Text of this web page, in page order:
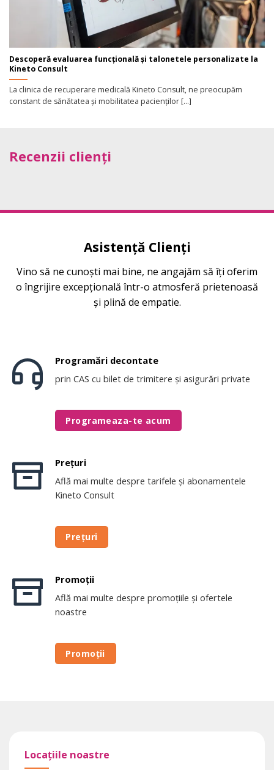
Descoperă evaluarea funcțională și talonetele personalizate la
Kineto Consult
La clinica de recuperare medicală Kineto Consult, ne preocupăm
constant de sănătatea și mobilitatea pacienților [...]
Recenzii clienți
Asistență Clienți
Vino să ne cunoști mai bine, ne angajăm să îți oferim
o îngrijire excepțională într-o atmosferă prietenoasă
și plină de empatie.
Programări decontate
prin CAS cu bilet de trimitere și asigurări private
Programeaza-te acum
Prețuri
Află mai multe despre tarifele și abonamentele
Kineto Consult
Prețuri
Promoții
Află mai multe despre promoțiile și ofertele
noastre
Promoții
Locațiile noastre